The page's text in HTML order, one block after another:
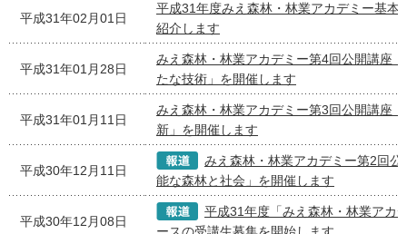
平成31年02月01日
平成31年度みえ森林・林業アカデミー基本
紹介します
平成31年01月28日
みえ森林・林業アカデミー第4回公開講座
たな技術」を開催します
平成31年01月11日
みえ森林・林業アカデミー第3回公開講座
新」を開催します
平成30年12月11日
みえ森林・林業アカデミー第2回公
能な森林と社会」を開催します
平成30年12月08日
平成31年度「みえ森林・林業アカ